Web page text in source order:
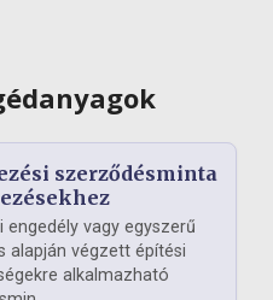
szerződésminta
engedély vagy egyszerű
alapján végzett építési
alkalmazható